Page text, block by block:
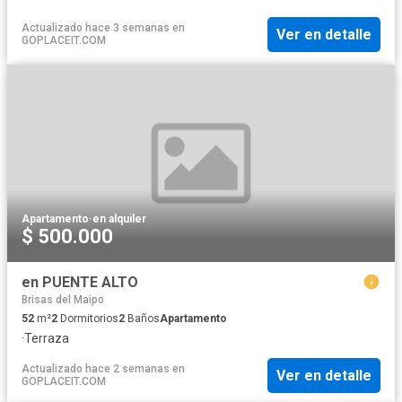
Actualizado hace 3 semanas en
GOPLACEIT.COM
Ver en detalle
Apartamento·en alquiler
$ 500.000
en PUENTE ALTO
Brisas del Maipo
52 m²2 Dormitorios2 BañosApartamento
·Terraza
Actualizado hace 2 semanas en
GOPLACEIT.COM
Ver en detalle